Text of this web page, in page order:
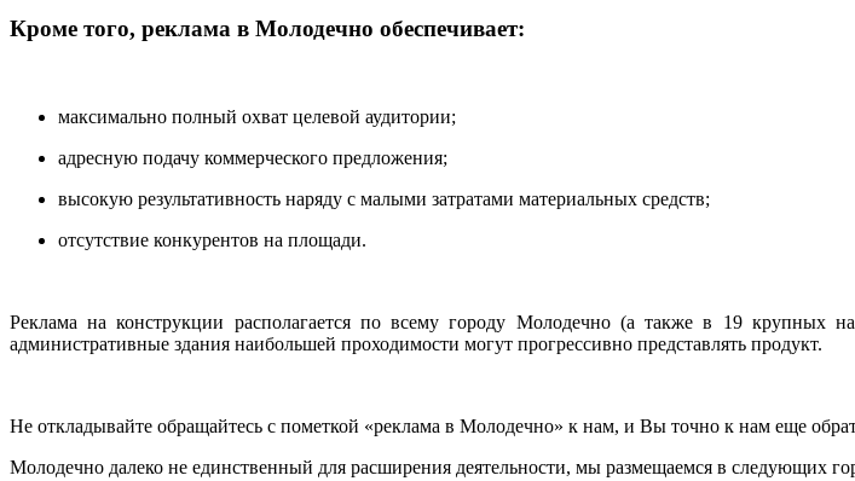
Кроме того, реклама в Молодечно обеспечивает:
максимально полный охват целевой аудитории;
адресную подачу коммерческого предложения;
высокую результативность наряду с малыми затратами материальных средств;
отсутствие конкурентов на площади.
Реклама на конструкции располагается по всему городу Молодечно (а также в 19 крупных
административные здания наибольшей проходимости могут прогрессивно представлять продукт.
Не откладывайте обращайтесь с пометкой «реклама в Молодечно» к нам, и Вы точно к нам еще
Молодечно далеко не единственный для расширения деятельности, мы размещаемся в следующих